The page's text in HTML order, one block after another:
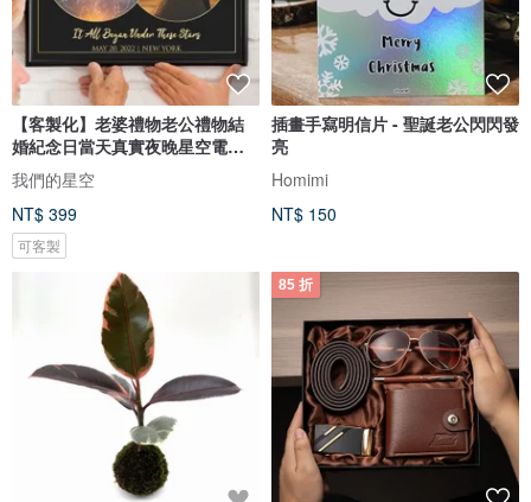
【客製化】老婆禮物老公禮物結
婚紀念日當天真實夜晚星空電子
圖檔
我們的星空
NT$ 399
可客製
插畫手寫明信片 - 聖誕老公閃閃發
亮
Homimi
NT$ 150
85 折